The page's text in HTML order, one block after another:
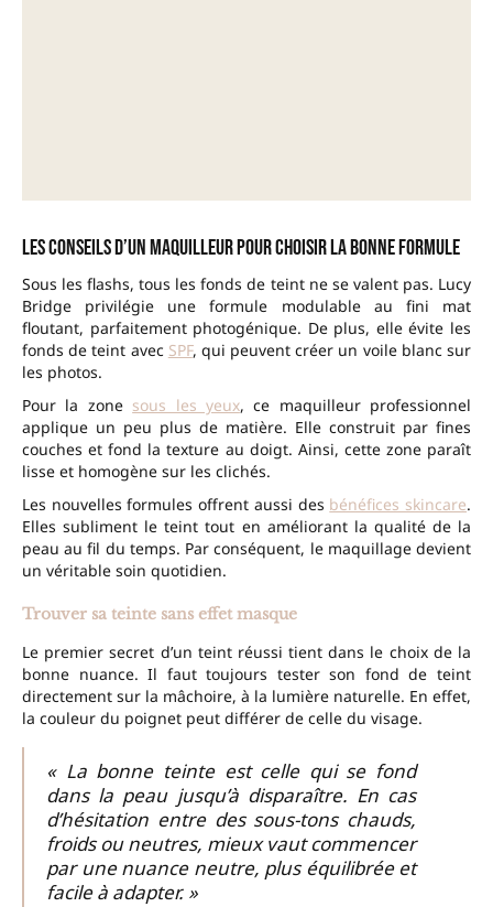
Les conseils d’un maquilleur pour choisir la bonne formule
Sous les flashs, tous les fonds de teint ne se valent pas. Lucy
Bridge privilégie une formule modulable au fini mat
floutant, parfaitement photogénique. De plus, elle évite les
fonds de teint avec SPF, qui peuvent créer un voile blanc sur
les photos.
Pour la zone sous les yeux, ce maquilleur professionnel
applique un peu plus de matière. Elle construit par fines
couches et fond la texture au doigt. Ainsi, cette zone paraît
lisse et homogène sur les clichés.
Les nouvelles formules offrent aussi des bénéfices skincare.
Elles subliment le teint tout en améliorant la qualité de la
peau au fil du temps. Par conséquent, le maquillage devient
un véritable soin quotidien.
Trouver sa teinte sans effet masque
Le premier secret d’un teint réussi tient dans le choix de la
bonne nuance. Il faut toujours tester son fond de teint
directement sur la mâchoire, à la lumière naturelle. En effet,
la couleur du poignet peut différer de celle du visage.
« La bonne teinte est celle qui se fond
dans la peau jusqu’à disparaître. En cas
d’hésitation entre des sous-tons chauds,
froids ou neutres, mieux vaut commencer
par une nuance neutre, plus équilibrée et
facile à adapter. »